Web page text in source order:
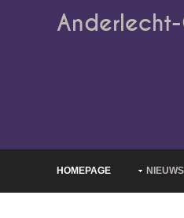
HOMEPAGE NIEUWS